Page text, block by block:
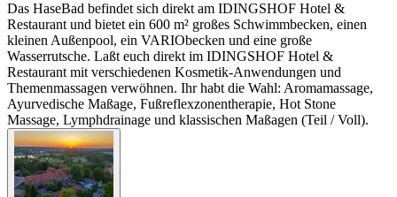
Das HaseBad befindet sich direkt am IDINGSHOF Hotel &
Restaurant und bietet ein 600 m² großes Schwimmbecken, einen
kleinen Außenpool, ein VARIObecken und eine große
Wasserrutsche. Laßt euch direkt im IDINGSHOF Hotel &
Restaurant mit verschiedenen Kosmetik-Anwendungen und
Themenmassagen verwöhnen. Ihr habt die Wahl: Aromamassage,
Ayurvedische Maßage, Fußreflexzonentherapie, Hot Stone
Massage, Lymphdrainage und klassischen Maßagen (Teil / Voll).